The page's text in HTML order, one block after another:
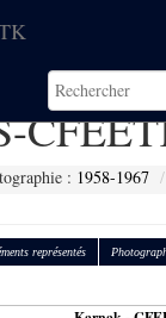
: 1958-1967
représentés